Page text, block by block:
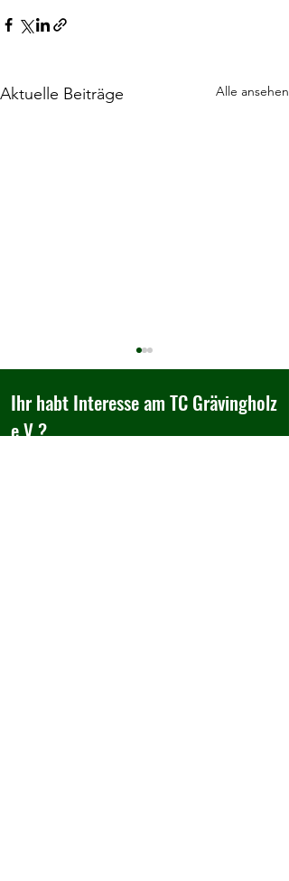
Aktuelle Beiträge Alle ansehen
Ihr habt Interesse am TC Grävingholz
e.V.?